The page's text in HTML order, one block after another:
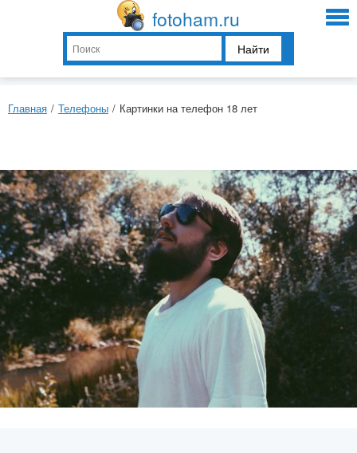
fotoham.ru
Найти
Главная / Телефоны / Картинки на телефон 18 лет